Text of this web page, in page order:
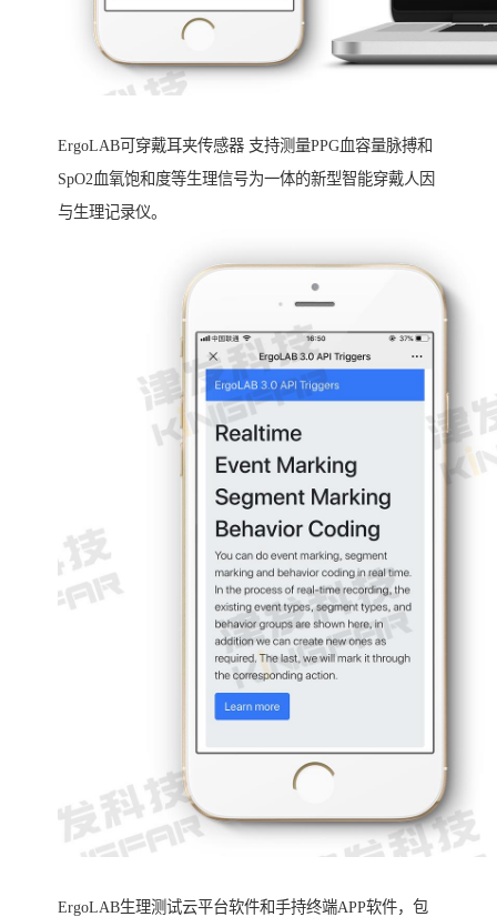
ErgoLAB可穿戴耳夹传感器 支持测量PPG血容量脉搏和
SpO2血氧饱和度等生理信号为一体的新型智能穿戴人因
与生理记录仪。
ErgoLAB生理测试云平台软件和手持终端APP软件，包